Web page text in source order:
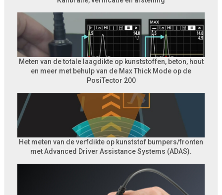
Meten van de totale laagdikte op kunststoffen, beton, hout
en meer met behulp van de Max Thick Mode op de
PosiTector 200
Het meten van de verfdikte op kunststof bumpers/fronten
met Advanced Driver Assistance Systems (ADAS).